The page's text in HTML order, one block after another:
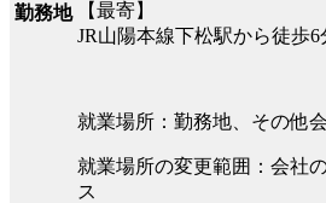
勤務地
【最寄】
JR山陽本線下松駅から徒歩6
就業場所：勤務地、その他
就業場所の変更範囲：会社
ス